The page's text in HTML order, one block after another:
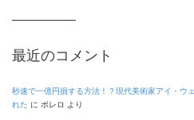
最近のコメント
秒速で一億円損する方法！？現代美術家アイ・ウ
れた に ボレロ より